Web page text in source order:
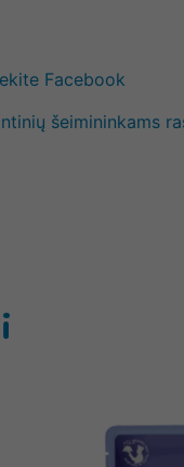
Facebook
šeimininkams